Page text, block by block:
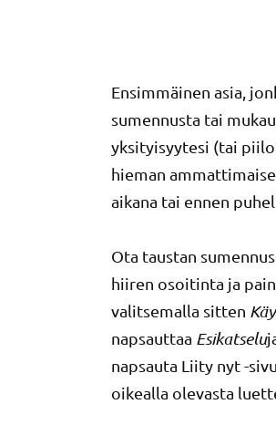
Ensimmäinen asia,
sumennusta tai
yksityisyytesi (tai
hieman
aikana tai ennen
Ota taustan
hiiren osoitinta ja
valitsemalla sitten
napsauttaa Esikatselu
napsauta Liity nyt -
oikealla olevasta